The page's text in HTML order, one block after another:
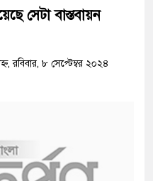
সেটা বাস্তবায়ন
রবিবার, ৮ সেপ্টেম্বর ২০২৪